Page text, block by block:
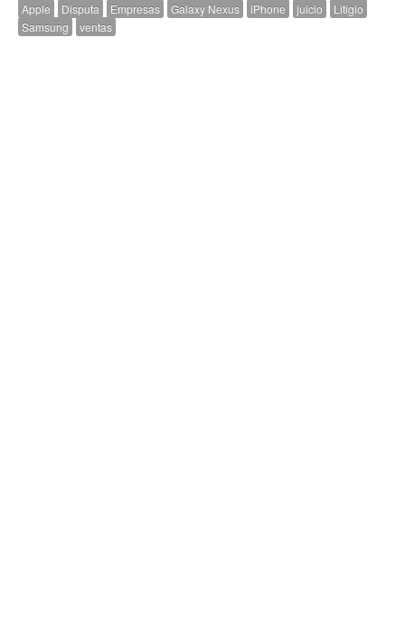
Apple Disputa Empresas Galaxy Nexus iPhone juicio
Litigio
Samsung
ventas